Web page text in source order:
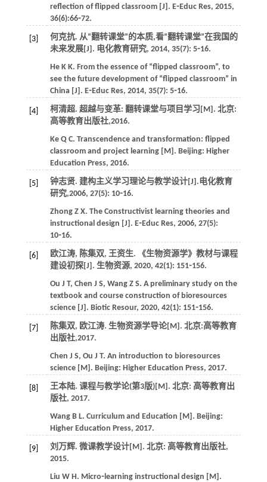
reflection of flipped classroom [J]. E⁃Educ Res, 2015,
36(6):66⁃72.
[3]
何克抗. 从“翻转课堂”的本质,看“翻转课堂”在我国的
未来发展[J]. 电化教育研究, 2014, 35(7): 5⁃16.
He K K. From the essence of “flipped classroom”, to
see the future development of “flipped classroom” in
China [J]. E⁃Educ Res, 2014, 35(7): 5⁃16.
[4] 柯清超. 超越与变革: 翻转课堂与项目学习 [M]. 北京:
高等教育出版社,2016.
Ke Q C. Transcendence and transformation: flipped
classroom and project learning[M]. Beijing: Higher
Education Press, 2016.
[5] 钟志贤. 建构主义学习理论与教学设计[J].电化教育
研究,2006, 27(5): 10⁃16.
Zhong Z X. The Constructivist learning theories and
instructional design [J]. E⁃Educ Res, 2006, 27(5):
10⁃16.
[6]
欧江涛, 陈集双, 王资生. 《生物资源学》教材与课程
建设初探[J]. 生物资源, 2020, 42(1): 151⁃156.
Ou J T, Chen J S, Wang Z S. A preliminary study on the
textbook and course construction of bioresources
science [J]. Biotic Resour, 2020, 42(1): 151⁃156.
[7] 陈集双, 欧江涛. 生物资源学导论[M]. 北京:高等教育
出版社,2017.
Chen J S, Ou J T. An introduction to bioresources
science[M]. Beijing: Higher Education Press, 2017.
[8] 王本陆. 课程与教学论(第3版)[M]. 北京: 高等教育出
版社, 2017.
Wang B L. Curriculum and Education [M]. Beijing:
Higher Education Press, 2017.
[9] 刘万辉. 微课教学设计[M]. 北京: 高等教育出版社,
2015.
Liu W H. Micro⁃learning instructional design [M].